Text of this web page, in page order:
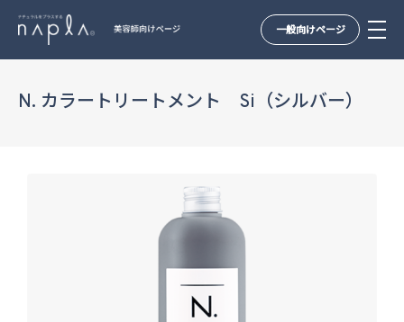
一般向けページ
N. カラートリートメント Si（シルバー）